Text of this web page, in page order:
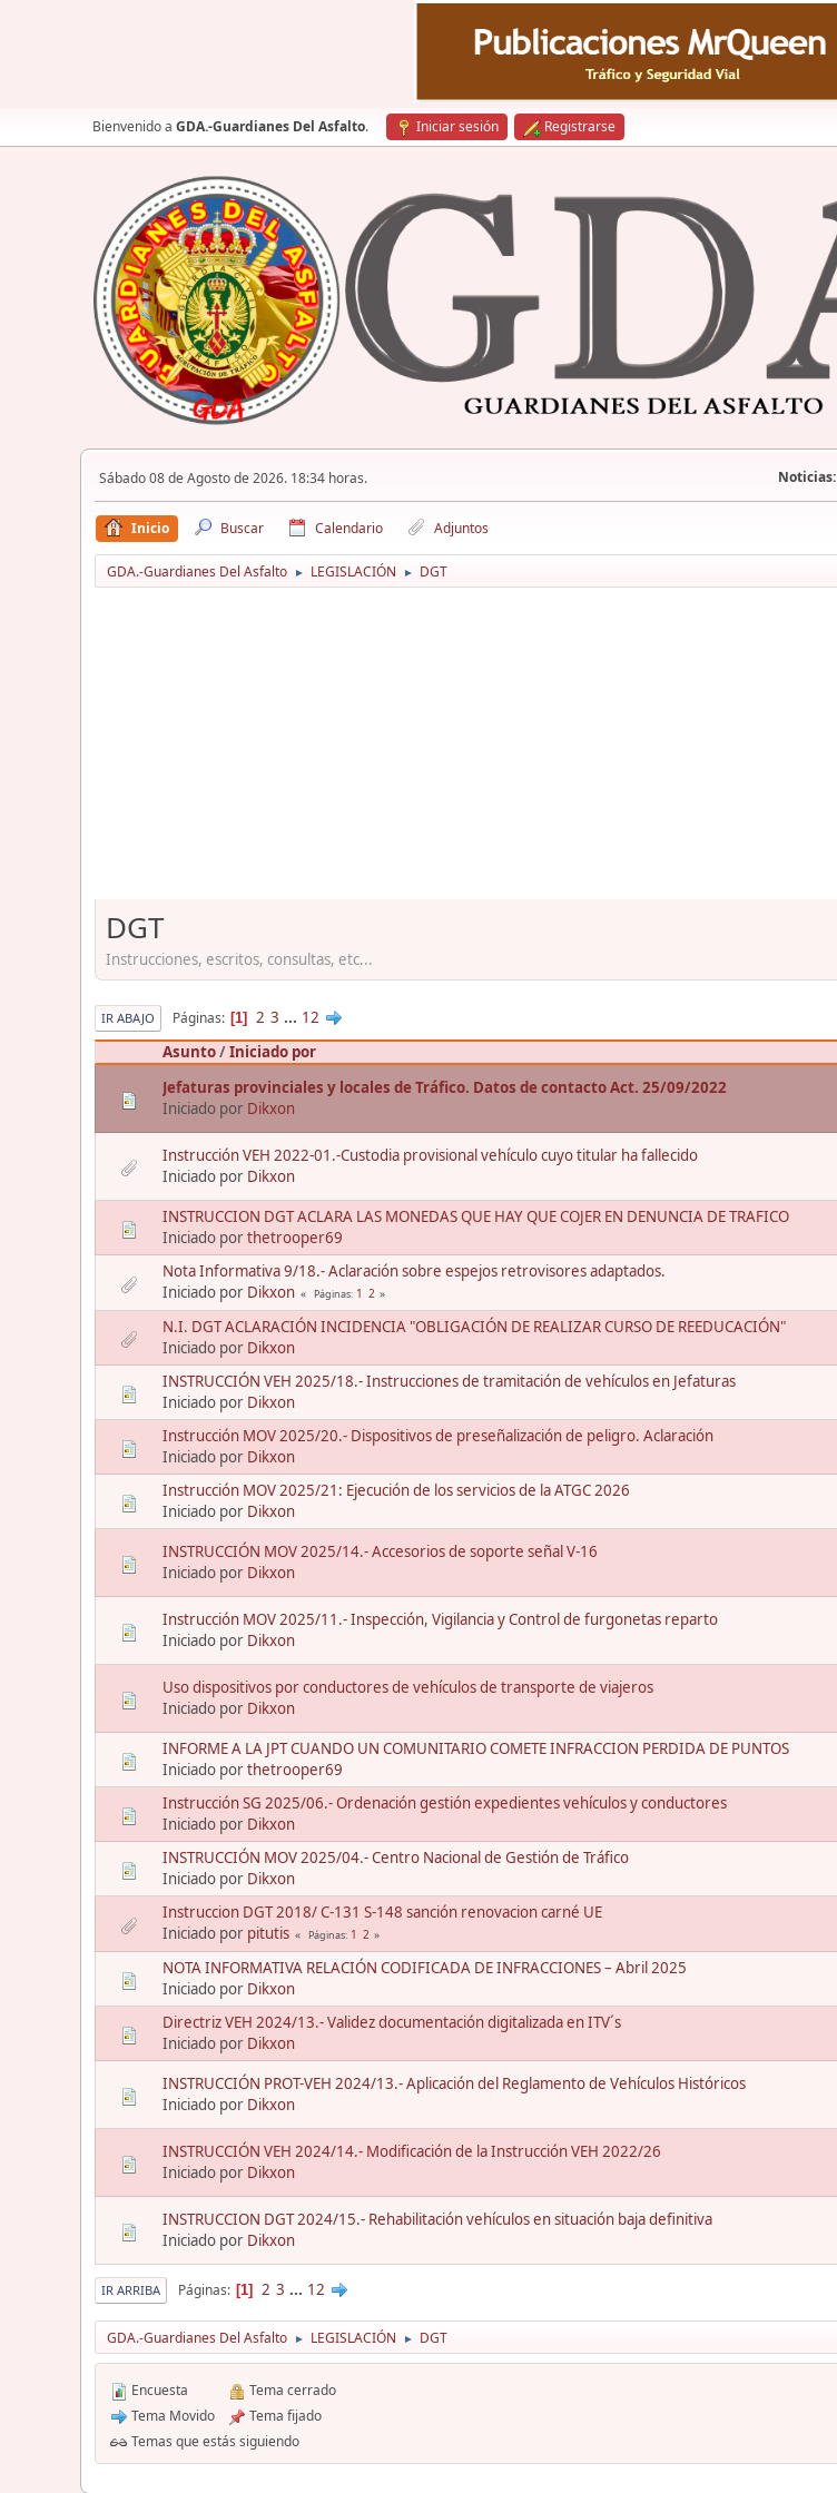
Bienvenido a GDA.-Guardianes Del Asfalto. Iniciar sesión Registrarse
Sábado 08 de Agosto de 2026. 18:34 horas. Noticias:
Inicio Buscar Calendario Adjuntos
GDA.-Guardianes Del Asfalto ► LEGISLACIÓN ► DGT
DGT
Instrucciones, escritos, consultas, etc...
IR ABAJO Páginas 1 2 3 ... 12
Asunto/Iniciado por
Jefaturas provinciales y locales de Tráfico. Datos de contacto Act. 25/09/2022
Iniciado por Dikxon
Instrucción VEH 2022-01.-Custodia provisional vehículo cuyo titular ha fallecido
Iniciado por Dikxon
INSTRUCCION DGT ACLARA LAS MONEDAS QUE HAY QUE COJER EN DENUNCIA DE TRAFICO
Iniciado porthetrooper69
Nota Informativa 9/18.- Aclaración sobre espejos retrovisores adaptados.
Iniciado por Dikxon Páginas 1 2
N.I. DGT ACLARACIÓN INCIDENCIA "OBLIGACIÓN DE REALIZAR CURSO DE REEDUCACIÓN"
Iniciado por Dikxon
INSTRUCCIÓN VEH 2025/18.- Instrucciones de tramitación de vehículos en Jefaturas
Iniciado por Dikxon
Instrucción MOV 2025/20.- Dispositivos de preseñalización de peligro. Aclaración
Iniciado por Dikxon
Instrucción MOV 2025/21: Ejecución de los servicios de la ATGC 2026
Iniciado por Dikxon
INSTRUCCIÓN MOV 2025/14.- Accesorios de soporte señal V-16
Iniciado por Dikxon
Instrucción MOV 2025/11.- Inspección, Vigilancia y Control de furgonetas reparto
Iniciado por Dikxon
Uso dispositivos por conductores de vehículos de transporte de viajeros
Iniciado por Dikxon
INFORME A LA JPT CUANDO UN COMUNITARIO COMETE INFRACCION PERDIDA DE PUNTOS
Iniciado porthetrooper69
Instrucción SG 2025/06.- Ordenación gestión expedientes vehículos y conductores
Iniciado por Dikxon
INSTRUCCIÓN MOV 2025/04.- Centro Nacional de Gestión de Tráfico
Iniciado por Dikxon
Instruccion DGT 2018/ C-131 S-148 sanción renovacion carné UE
Iniciado por pitutis Páginas 1 2
NOTA INFORMATIVA RELACIÓN CODIFICADA DE INFRACCIONES – Abril 2025
Iniciado por Dikxon
Directriz VEH 2024/13.- Validez documentación digitalizada en ITV´s
Iniciado por Dikxon
INSTRUCCIÓN PROT-VEH 2024/13.- Aplicación del Reglamento de Vehículos Históricos
Iniciado por Dikxon
INSTRUCCIÓN VEH 2024/14.- Modificación de la Instrucción VEH 2022/26
Iniciado por Dikxon
INSTRUCCION DGT 2024/15.- Rehabilitación vehículos en situación baja definitiva
Iniciado por Dikxon
IR ARRIBA Páginas 1 2 3 ... 12
GDA.-Guardianes Del Asfalto ► LEGISLACIÓN ► DGT
Encuesta
Tema Movido
Tema cerrado
Tema fijado
Temas que estás siguiendo